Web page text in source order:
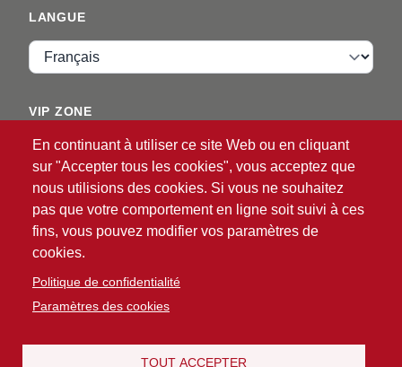
En continuant à utiliser ce site Web ou en cliquant
sur "Accepter tous les cookies", vous acceptez que
nous utilisions des cookies. Si vous ne souhaitez
pas que votre comportement en ligne soit suivi à ces
fins, vous pouvez modifier vos paramètres de
cookies.
Politique de confidentialité
Paramètres des cookies
TOUT ACCEPTER
LANGUE
Langue
VIP ZONE
Identifiant
© 2026 ATG®Intelligent Glove Solutions. Tous droits
réservés.
responsabilité